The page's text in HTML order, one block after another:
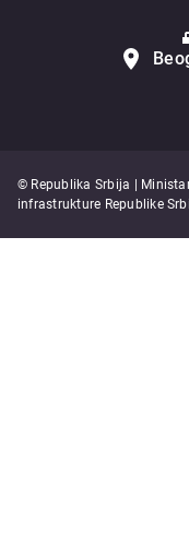
© Republika Srbija |
infrastrukture Republike